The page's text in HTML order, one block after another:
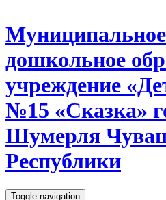
дошкольное
учреждение
№15 «Сказка»
Шумерля
Республики
Toggle navigation